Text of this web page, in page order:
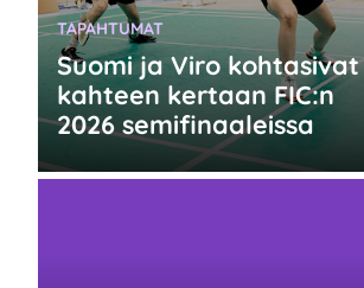
Suomi ja Viro kohtasivat
kahteen kertaan FIC:n
2026 semifinaaleissa
KATEGORIA:
TAPAHTUMAT